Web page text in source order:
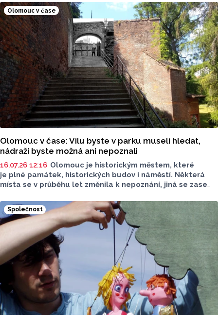
o 79 haléřů levnější. O 1,91 koruny na litru zdražila nafta,
za litr teď řidiči dají průměrně 37,60 Kč. Podle údajů
společnosti CCS, která ceny sleduje, je benzin o 5,53
koruny na litru dražší než před rokem, za naftu tehdy
motoristé platili o 3,90 Kč na litru méně.
Olomouc v čase
Olomouc v čase: Vilu byste v parku museli hledat,
nádraží byste možná ani nepoznali
16.07.26 12:16 Olomouc je historickým městem, které
je plné památek, historických budov i náměstí. Některá
místa se v průběhu let změnila k nepoznání, jiná se zase
historie a v novém seriálu některá místa navštívil.
Podívejte se, jak velké změny jsou.
Společnost